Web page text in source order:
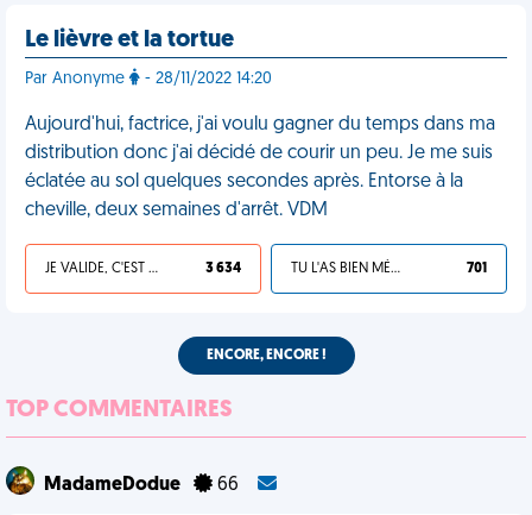
Le lièvre et la tortue
Par Anonyme - 28/11/2022 14:20
Aujourd'hui, factrice, j'ai voulu gagner du temps dans ma
distribution donc j'ai décidé de courir un peu. Je me suis
éclatée au sol quelques secondes après. Entorse à la
cheville, deux semaines d'arrêt. VDM
JE VALIDE, C'EST UNE VDM 3 634 TU L'AS BIEN MÉRITÉ 701
ENCORE, ENCORE !
TOP COMMENTAIRES
MadameDodue 66